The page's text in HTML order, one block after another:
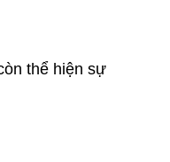
thể hiện sự